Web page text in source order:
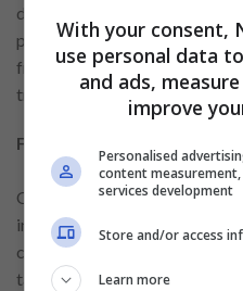
durante o processo. Adotar
para experiência mais
fraudes, garantindo maior
tranquilidade durante a
Funcionamento do
O financiamento permite
instituição financeira. O banco
cliente assume parcelas com
taxa e condições de
With your consent,
use personal data
and ads,
improve
Personalised
content
services development
Store and/or access
Learn more